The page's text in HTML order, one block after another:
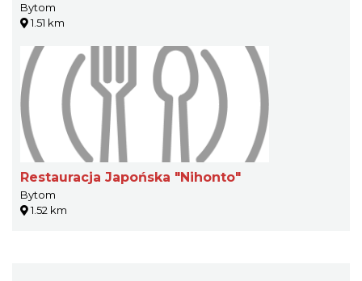
Bytom
1.51 km
Restauracja Japońska "Nihonto"
Bytom
1.52 km